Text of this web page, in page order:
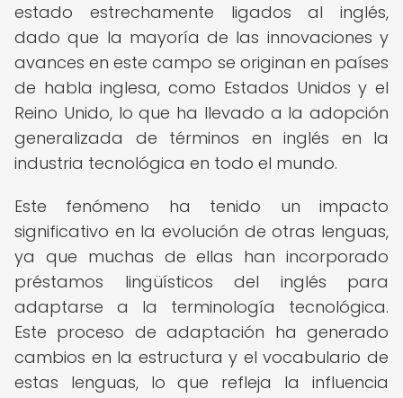
estado estrechamente ligados al inglés,
dado que la mayoría de las innovaciones y
avances en este campo se originan en países
de habla inglesa, como Estados Unidos y el
Reino Unido, lo que ha llevado a la adopción
generalizada de términos en inglés en la
industria tecnológica en todo el mundo.
Este fenómeno ha tenido un impacto
significativo en la evolución de otras lenguas,
ya que muchas de ellas han incorporado
préstamos lingüísticos del inglés para
adaptarse a la terminología tecnológica.
Este proceso de adaptación ha generado
cambios en la estructura y el vocabulario de
estas lenguas, lo que refleja la influencia